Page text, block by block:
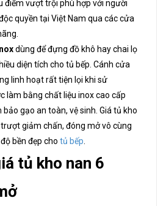
điểm vượt trội phù hợp với người
quyền tại Việt Nam qua các cửa
dùng để đựng đồ khô hay chai lọ
diện tích cho tủ bếp. Cánh cửa
linh hoạt rất tiện lọi khi sử
làm bằng chất liệu inox cao cấp
gạo an toàn, vệ sinh. Giá tủ kho
giảm chấn, đóng mở vô cùng
bền đẹp cho tủ bếp
tủ kho nan 6